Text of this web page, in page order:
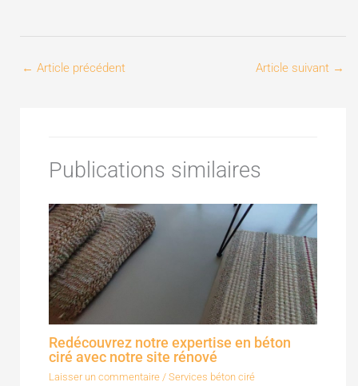
← Article précédent Article suivant →
Publications similaires
Redécouvrez notre expertise en béton
ciré avec notre site rénové
Laisser un commentaire /Services béton ciré